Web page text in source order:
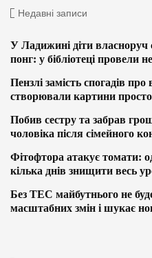
Недавні записи
У Ладижині діти
понг: у бібліотеці провели
Пензлі замість спогадів
створювали картини
Побив сестру та забрав
чоловіка після сімейного
Фітофтора атакує томати:
кілька днів знищити весь
Без ТЕС майбутнього не
масштабних змін і шукає